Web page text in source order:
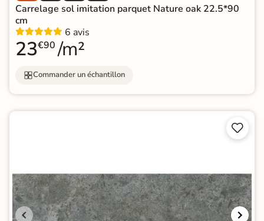
Carrelage sol imitation parquet Nature oak 22.5*90
cm
6 avis
23€90 /m²
Commander un échantillon

